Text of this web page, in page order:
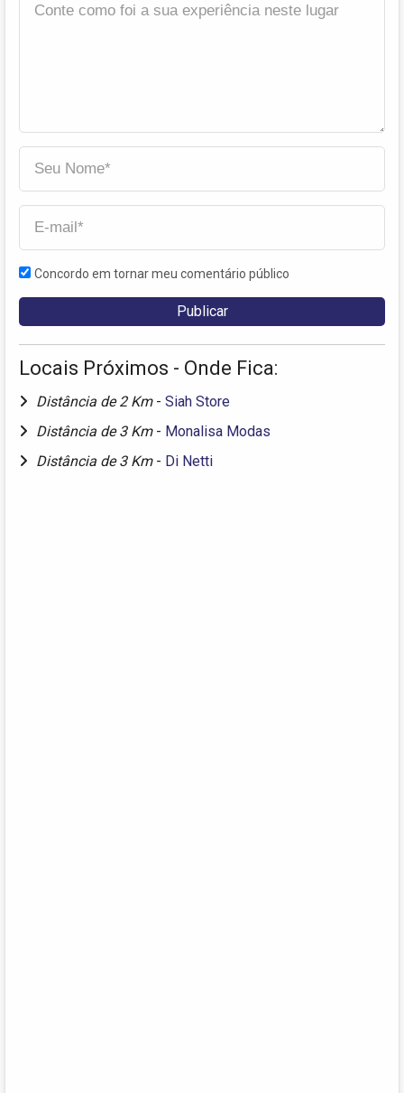
Concordo em tornar meu comentário público
Locais Próximos - Onde Fica:
Distância de 2 Km - Siah Store
Distância de 3 Km - Monalisa Modas
Distância de 3 Km - Di Netti